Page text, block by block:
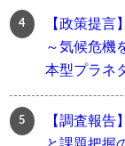
【政策提
～気候危機
本型プラネ
【調査報